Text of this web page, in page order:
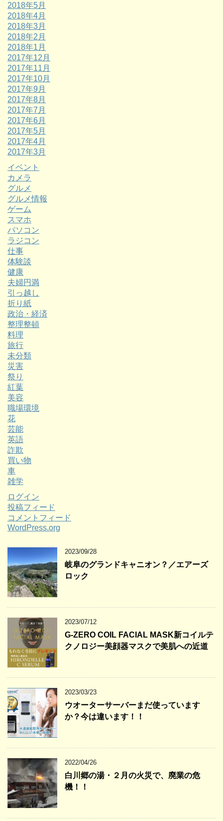
2018年5月
2018年4月
2018年3月
2018年2月
2018年1月
2017年12月
2017年11月
2017年10月
2017年9月
2017年8月
2017年7月
2017年6月
2017年5月
2017年4月
2017年3月
イベント
カメラ
グルメ
グルメ情報
ゲーム
スマホ
パソコン
ラジコン
仕事
体験談
健康
夫婦円満
引っ越し
折り紙
政治・経済
整理整頓
料理
旅行
未分類
災害
祭り
紅葉
美容
職場環境
花
芸能
英語
詐欺
買い物
車
雑学
ログイン
投稿フィード
コメントフィード
WordPress.org
2023/09/28
岐阜のグランドキャニオン？／エアーズ
ロック
2023/07/12
G-ZERO COIL FACIAL MASK新コイルテ
クノロジー美顔器マスクで美肌への近道
2023/03/23
ウオーターサーバーまだ使っています
か？今は違います！！
2022/04/26
白川郷の湯・２月の火災で、廃業の危
機！！